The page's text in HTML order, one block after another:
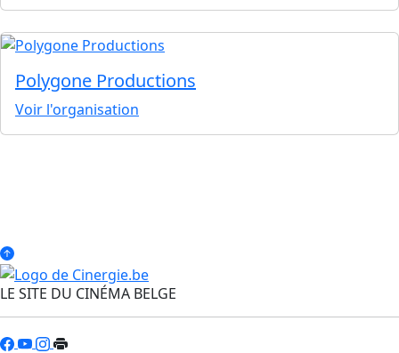
Polygone Productions
Voir l'organisation
LE SITE DU CINÉMA BELGE